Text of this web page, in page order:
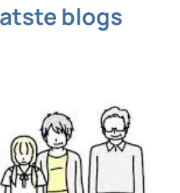
blogs